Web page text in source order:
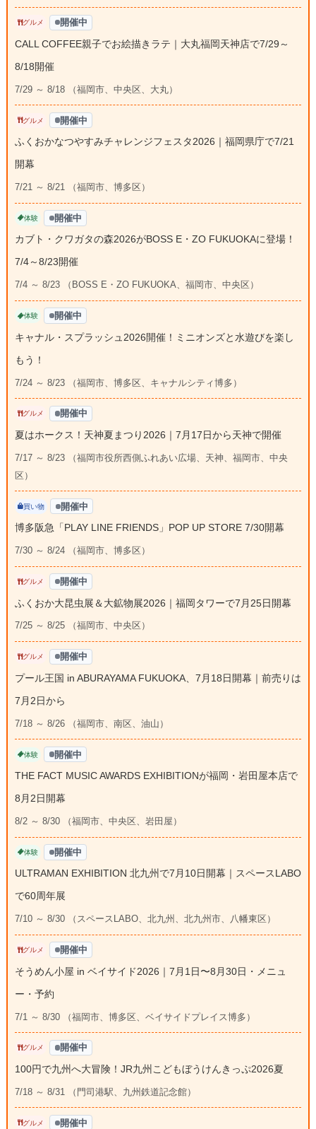
グルメ 開催中
CALL COFFEE親子でお絵描きラテ｜大丸福岡天神店で7/29～
8/18開催
7/29 ～ 8/18 （福岡市、中央区、大丸）
グルメ 開催中
ふくおかなつやすみチャレンジフェスタ2026｜福岡県庁で7/21
開幕
7/21 ～ 8/21 （福岡市、博多区）
体験 開催中
カブト・クワガタの森2026がBOSS E・ZO FUKUOKAに登場！
7/4～8/23開催
7/4 ～ 8/23 （BOSS E・ZO FUKUOKA、福岡市、中央区）
体験 開催中
キャナル・スプラッシュ2026開催！ミニオンズと水遊びを楽し
もう！
7/24 ～ 8/23 （福岡市、博多区、キャナルシティ博多）
グルメ 開催中
夏はホークス！天神夏まつり2026｜7月17日から天神で開催
7/17 ～ 8/23 （福岡市役所西側ふれあい広場、天神、福岡市、中央
区）
買い物 開催中
博多阪急「PLAY LINE FRIENDS」POP UP STORE 7/30開幕
7/30 ～ 8/24 （福岡市、博多区）
グルメ 開催中
ふくおか大昆虫展＆大鉱物展2026｜福岡タワーで7月25日開幕
7/25 ～ 8/25 （福岡市、中央区）
グルメ 開催中
プール王国 in ABURAYAMA FUKUOKA、7月18日開幕｜前売りは
7月2日から
7/18 ～ 8/26 （福岡市、南区、油山）
体験 開催中
THE FACT MUSIC AWARDS EXHIBITIONが福岡・岩田屋本店で
8月2日開幕
8/2 ～ 8/30 （福岡市、中央区、岩田屋）
体験 開催中
ULTRAMAN EXHIBITION 北九州で7月10日開幕｜スペースLABO
で60周年展
7/10 ～ 8/30 （スペースLABO、北九州、北九州市、八幡東区）
グルメ 開催中
そうめん小屋 in ベイサイド2026｜7月1日〜8月30日・メニュ
ー・予約
7/1 ～ 8/30 （福岡市、博多区、ベイサイドプレイス博多）
グルメ 開催中
100円で九州へ大冒険！JR九州こどもぼうけんきっぷ2026夏
7/18 ～ 8/31 （門司港駅、九州鉄道記念館）
グルメ 開催中